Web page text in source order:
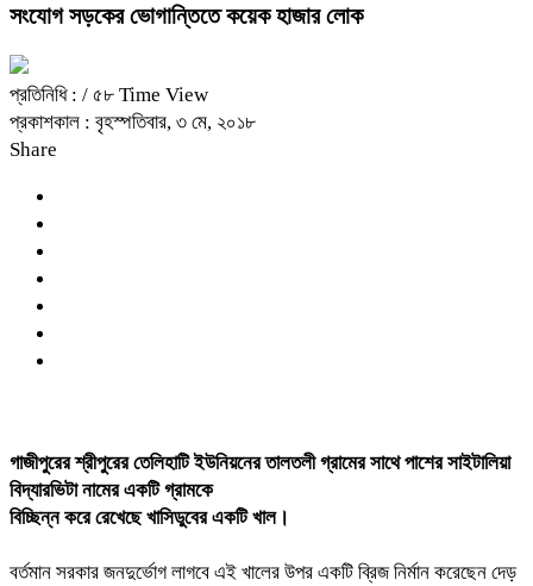
সংযোগ সড়কের ভোগান্তিতে কয়েক হাজার লোক
প্রতিনিধি : / ৫৮ Time View
প্রকাশকাল : বৃহস্পতিবার, ৩ মে, ২০১৮
Share
গাজীপুরের শ্রীপুরের তেলিহাটি ইউনিয়নের তালতলী গ্রামের সাথে পাশের সাইটালিয়া
বিদ্যারভিটা নামের একটি গ্রামকে
বিচ্ছিন্ন করে রেখেছে খাসিডুবের একটি খাল।
বর্তমান সরকার জনদুর্ভোগ লাগবে এই খালের উপর একটি ব্রিজ নির্মান করেছেন দেড়